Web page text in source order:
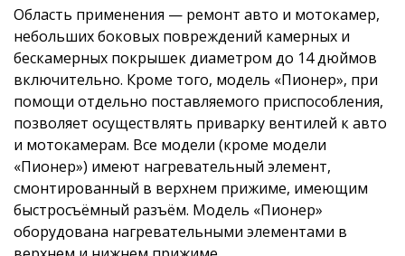
Область применения — ремонт авто и мотокамер,
небольших боковых повреждений камерных и
бескамерных покрышек диаметром до 14 дюймов
включительно. Кроме того, модель «Пионер», при
помощи отдельно поставляемого приспособления,
позволяет осуществлять приварку вентилей к авто
и мотокамерам. Все модели (кроме модели
«Пионер») имеют нагревательный элемент,
смонтированный в верхнем прижиме, имеющим
быстросъёмный разъём. Модель «Пионер»
оборудована нагревательными элементами в